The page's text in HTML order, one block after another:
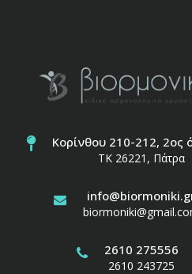
Κορίνθου 210-212, 2ος
ΤΚ 26221, Πάτρα
2610 275556
2610 243725